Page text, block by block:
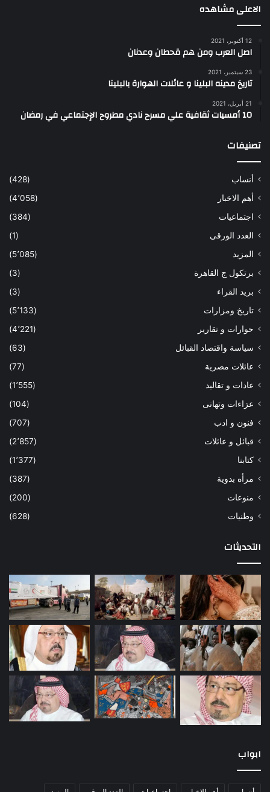
الاعلى مشاهده
12 أكتوبر، 2021
اصل العرب ومن هم قحطان وعدنان
23 سبتمبر، 2021
تاريخ مدينه البلينا و عائلات الهوارة بالبلينا
21 أبريل، 2021
10 أمسيات ثقافية علي مسرح نادي مطروح الإجتماعي في رمضان
تصنيفات
أنساب
(428)
أهم الاخبار
(4٬058)
اجتماعيات
(384)
العدد الورقى
(1)
المزيد
(5٬085)
برتكول ج القاهرة
(3)
بريد القراء
(3)
تاريخ ومزارات
(5٬133)
حوارات و تقارير
(4٬221)
سياسة واقتصاد القبائل
(63)
عائلات مصرية
(77)
عادات و تقاليد
(1٬555)
عزاءات وتهانى
(104)
فنون و ادب
(707)
قبائل و عائلات
(2٬857)
كتابنا
(1٬377)
مرأه بدوية
(387)
منوعات
(200)
وطنيات
(628)
التحديثات
ابواب